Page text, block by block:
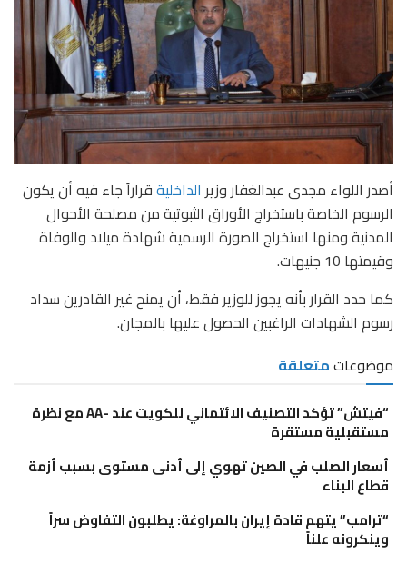
أصدر اللواء مجدى عبدالغفار وزير الداخليةقراراً جاء فيه أن يكون
الرسوم الخاصة باستخراج الأوراق الثبوتية من مصلحة الأحوال
المدنية ومنها استخراج الصورة الرسمية شهادة ميلاد والوفاة
وقيمتها 10 جنيهات.
كما حدد القرار بأنه يجوز للوزير فقط، أن يمنح غير القادرين سداد
رسوم الشهادات الراغبين الحصول عليها بالمجان.
موضوعاتمتعلقة
“فيتش” تؤكد التصنيف الائتماني للكويت عند -AA مع نظرة
مستقبلية مستقرة
أسعار الصلب في الصين تهوي إلى أدنى مستوى بسبب أزمة
قطاع البناء
“ترامب” يتهم قادة إيران بالمراوغة: يطلبون التفاوض سراً
وينكرونه علناً